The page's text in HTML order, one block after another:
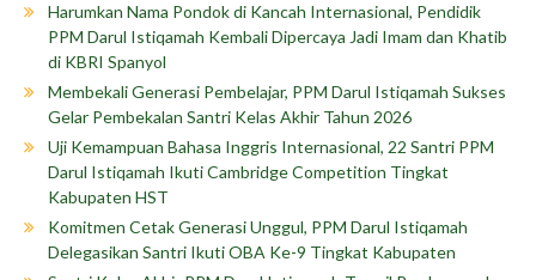
Harumkan Nama Pondok di Kancah Internasional, Pendidik
PPM Darul Istiqamah Kembali Dipercaya Jadi Imam dan Khatib
di KBRI Spanyol
Membekali Generasi Pembelajar, PPM Darul Istiqamah Sukses
Gelar Pembekalan Santri Kelas Akhir Tahun 2026
Uji Kemampuan Bahasa Inggris Internasional, 22 Santri PPM
Darul Istiqamah Ikuti Cambridge Competition Tingkat
Kabupaten HST
Komitmen Cetak Generasi Unggul, PPM Darul Istiqamah
Delegasikan Santri Ikuti OBA Ke-9 Tingkat Kabupaten